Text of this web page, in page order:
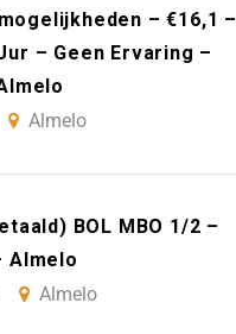
– €16,1 –
– Geen Ervaring –
Almelo
BOL MBO 1/2 –
Almelo
Almelo